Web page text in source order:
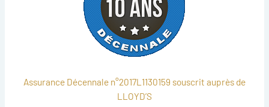
Assurance Décennale n°2017L1130159 souscrit auprès de
LLOYD’S